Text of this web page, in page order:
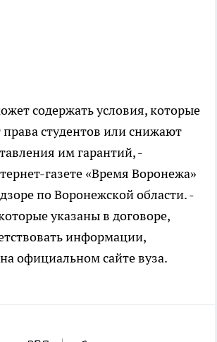
содержать условия, которые
студентов или снижают
им гарантий, -
газете «Время Воронежа»
по Воронежской области. -
указаны в договоре,
информации,
официальном сайте вуза.